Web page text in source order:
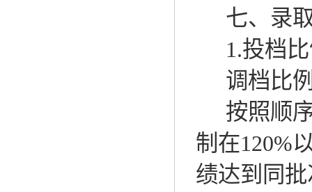
七、录
1.投档
调档比
按照顺
制在120%
绩达到同